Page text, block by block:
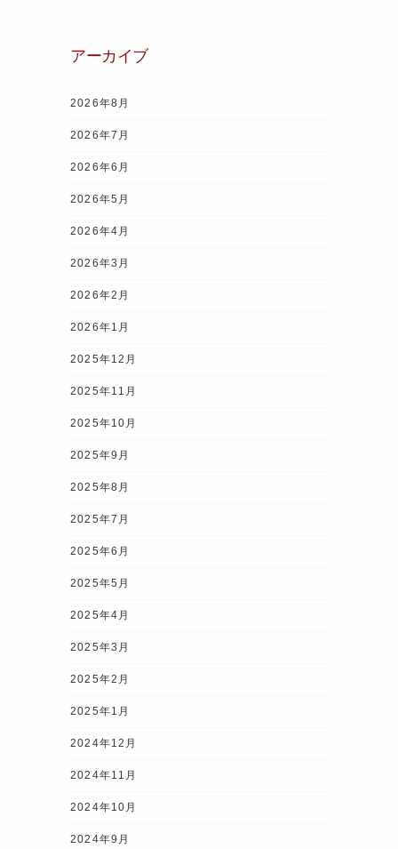
o
k
アーカイブ
2026年8月
2026年7月
2026年6月
2026年5月
2026年4月
2026年3月
2026年2月
2026年1月
2025年12月
2025年11月
2025年10月
2025年9月
2025年8月
2025年7月
2025年6月
2025年5月
2025年4月
2025年3月
2025年2月
2025年1月
2024年12月
2024年11月
2024年10月
2024年9月